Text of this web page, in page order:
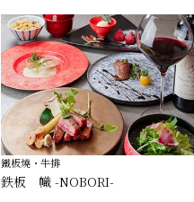
鐵板燒・牛排
鉄板 幟 -NOBORI-